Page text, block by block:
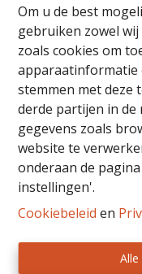
Om u de best
gebruiken zowel
zoals cookies om
apparaatinformatie
stemmen met deze
derde partijen in
gegevens zoals
website te
onderaan de
instellingen'.
Cookiebeleid en
HOB met
9900 Eeklo